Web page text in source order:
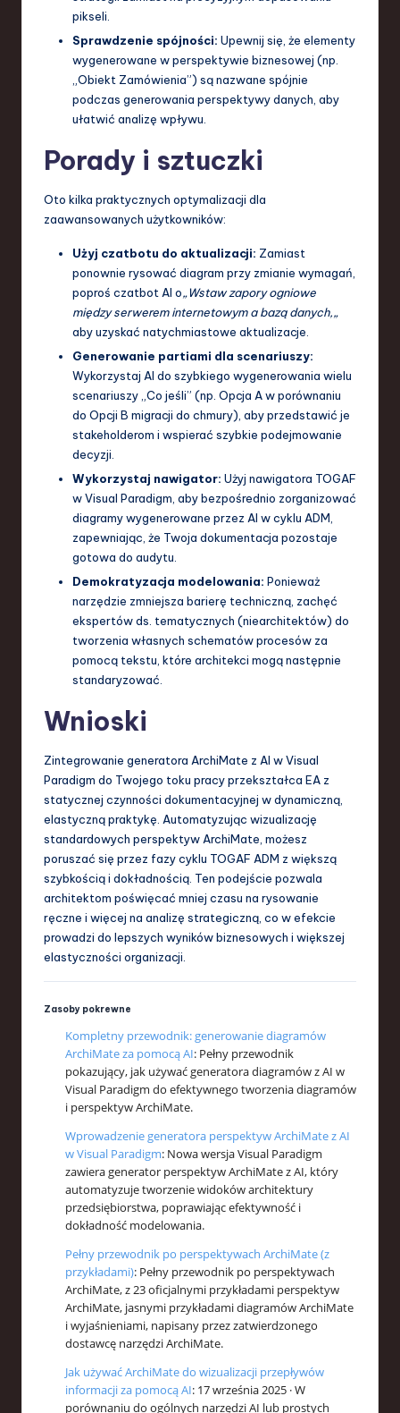
pikseli.
Sprawdzenie spójności: Upewnij się, że elementy
wygenerowane w perspektywie biznesowej (np.
„Obiekt Zamówienia”) są nazwane spójnie
podczas generowania perspektywy danych, aby
ułatwić analizę wpływu.
Porady i sztuczki
Oto kilka praktycznych optymalizacji dla
zaawansowanych użytkowników:
Użyj czatbotu do aktualizacji: Zamiast
ponownie rysować diagram przy zmianie wymagań,
poproś czatbot AI o„Wstaw zapory ogniowe
między serwerem internetowym a bazą danych,„
aby uzyskać natychmiastowe aktualizacje.
Generowanie partiami dla scenariuszy:
Wykorzystaj AI do szybkiego wygenerowania wielu
scenariuszy „Co jeśli” (np. Opcja A w porównaniu
do Opcji B migracji do chmury), aby przedstawić je
stakeholderom i wspierać szybkie podejmowanie
decyzji.
Wykorzystaj nawigator: Użyj nawigatora TOGAF
w Visual Paradigm, aby bezpośrednio zorganizować
diagramy wygenerowane przez AI w cyklu ADM,
zapewniając, że Twoja dokumentacja pozostaje
gotowa do audytu.
Demokratyzacja modelowania: Ponieważ
narzędzie zmniejsza barierę techniczną, zachęć
ekspertów ds. tematycznych (niearchitektów) do
tworzenia własnych schematów procesów za
pomocą tekstu, które architekci mogą następnie
standaryzować.
Wnioski
Zintegrowanie generatora ArchiMate z AI w Visual
Paradigm do Twojego toku pracy przekształca EA z
statycznej czynności dokumentacyjnej w dynamiczną,
elastyczną praktykę. Automatyzując wizualizację
standardowych perspektyw ArchiMate, możesz
poruszać się przez fazy cyklu TOGAF ADM z większą
szybkością i dokładnością. Ten podejście pozwala
architektom poświęcać mniej czasu na rysowanie
ręczne i więcej na analizę strategiczną, co w efekcie
prowadzi do lepszych wyników biznesowych i większej
elastyczności organizacji.
Zasoby pokrewne
Kompletny przewodnik: generowanie diagramów
ArchiMate za pomocą AI: Pełny przewodnik
pokazujący, jak używać generatora diagramów z AI w
Visual Paradigm do efektywnego tworzenia diagramów
i perspektyw ArchiMate.
Wprowadzenie generatora perspektyw ArchiMate z AI
w Visual Paradigm: Nowa wersja Visual Paradigm
zawiera generator perspektyw ArchiMate z AI, który
automatyzuje tworzenie widoków architektury
przedsiębiorstwa, poprawiając efektywność i
dokładność modelowania.
Pełny przewodnik po perspektywach ArchiMate (z
przykładami): Pełny przewodnik po perspektywach
ArchiMate, z 23 oficjalnymi przykładami perspektyw
ArchiMate, jasnymi przykładami diagramów ArchiMate
i wyjaśnieniami, napisany przez zatwierdzonego
dostawcę narzędzi ArchiMate.
Jak używać ArchiMate do wizualizacji przepływów
informacji za pomocą AI: 17 września 2025 · W
porównaniu do ogólnych narzędzi AI lub prostych